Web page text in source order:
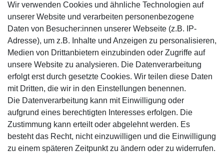
Sicher einkaufen
Mitglied
Motor-Fit
© Copyright 2026 | Alle Rechte vorbehalten.
Wir verwenden Cookies und ähnliche Technologien auf
unserer Website und verarbeiten personenbezogene
Daten von Besucher:innen unserer Webseite (z.B. IP-
Adresse), um z.B. Inhalte und Anzeigen zu personalisieren,
Medien von Drittanbietern einzubinden oder Zugriffe auf
unsere Website zu analysieren. Die Datenverarbeitung
erfolgt erst durch gesetzte Cookies. Wir teilen diese Daten
mit Dritten, die wir in den Einstellungen benennen.
Die Datenverarbeitung kann mit Einwilligung oder
aufgrund eines berechtigten Interesses erfolgen. Die
Zustimmung kann erteilt oder abgelehnt werden. Es
besteht das Recht, nicht einzuwilligen und die Einwilligung
zu einem späteren Zeitpunkt zu ändern oder zu widerrufen.